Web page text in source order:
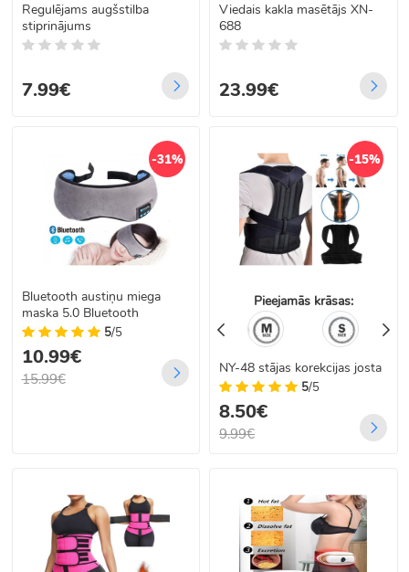
Regulējams augšstilba
stiprinājums
7.99€
Viedais kakla masētājs XN-
688
23.99€
-31%
Bluetooth austiņu miega
maska 5.0 Bluetooth
5/5
10.99€
15.99€
-15%
Pieejamās krāsas:
NY-48 stājas korekcijas josta
5/5
8.50€
9.99€